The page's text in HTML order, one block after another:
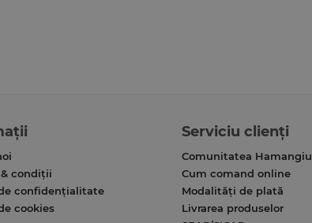
condiții
confidențialitate
cookies
Serviciu clienți
Comunitatea Hamangiu
Cum comand online
Modalități de plată
Livrarea produselor